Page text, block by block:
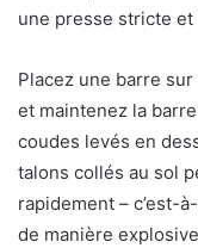
une presse stricte et
Placez une barre
et maintenez la
coudes levés en
talons collés au sol
rapidement – ​​c’est-
de manière